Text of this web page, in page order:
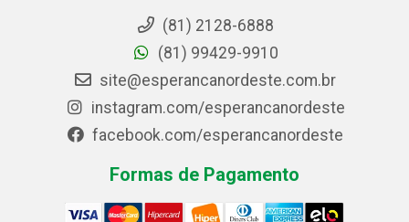
(81) 2128-6888
(81) 99429-9910
site@esperancanordeste.com.br
instagram.com/esperancanordeste
facebook.com/esperancanordeste
Formas de Pagamento